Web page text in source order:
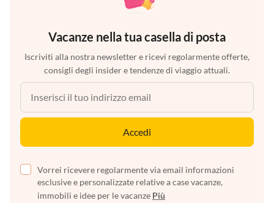
Vacanze nella tua casella di posta
Iscriviti alla nostra newsletter e ricevi regolarmente offerte,
consigli degli insider e tendenze di viaggio attuali.
Accedi
Vorrei ricevere regolarmente via email informazioni
esclusive e personalizzate relative a case vacanze,
immobili e idee per le vacanze Più